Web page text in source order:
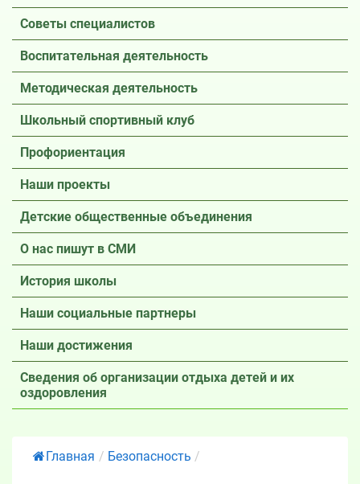
Советы специалистов
Воспитательная деятельность
Методическая деятельность
Школьный спортивный клуб
Профориентация
Наши проекты
Детские общественные объединения
О нас пишут в СМИ
История школы
Наши социальные партнеры
Наши достижения
Сведения об организации отдыха детей и их
оздоровления
Главная / Безопасность /